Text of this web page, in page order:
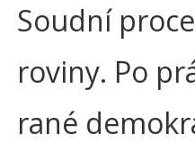
Soudní
roviny. Po
rané